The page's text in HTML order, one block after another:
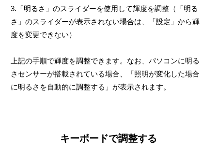
3.「明るさ」のスライダーを使用して輝度を調整（「明る
さ」のスライダーが表示されない場合は、「設定」から輝
度を変更できない）
上記の手順で輝度を調整できます。なお、パソコンに明る
さセンサーが搭載されている場合、「照明が変化した場合
に明るさを自動的に調整する」が表示されます。
キーボードで調整する